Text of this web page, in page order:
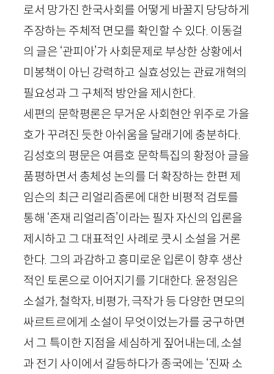
로서 망가진 한국사회를 어떻게 바꿀지 당당하게
주장하는 주체적 면모를 확인할 수 있다. 이동걸
의 글은 ‘관피아’가 사회문제로 부상한 상황에서
미봉책이 아닌 강력하고 실효성있는 관료개혁의
필요성과 그 구체적 방안을 제시한다.
세편의 문학평론은 무거운 사회현안 위주로 가을
호가 꾸려진 듯한 아쉬움을 달래기에 충분하다.
김성호의 평문은 여름호 문학특집의 황정아 글을
품평하면서 총체성 논의를 더 확장하는 한편 제
임슨의 최근 리얼리즘론에 대한 비평적 검토를
통해 ‘존재 리얼리즘’이라는 필자 자신의 입론을
제시하고 그 대표적인 사례로 쿳시 소설을 거론
한다. 그의 과감하고 흥미로운 입론이 향후 생산
적인 토론으로 이어지기를 기대한다. 윤정임은
소설가, 철학자, 비평가, 극작가 등 다양한 면모의
싸르트르에게 소설이 무엇이었는가를 궁구하면
서 그 특이한 지점을 세심하게 짚어내는데, 소설
과 전기 사이에서 갈등하다가 종국에는 ‘진짜 소